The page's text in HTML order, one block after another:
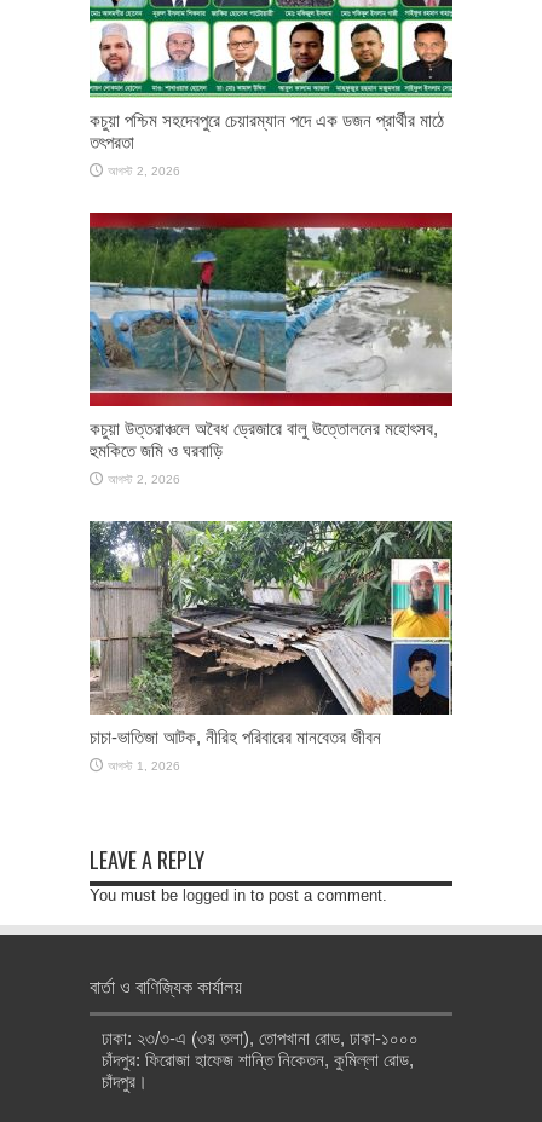
কচুয়া পশ্চিম সহদেবপুরে চেয়ারম্যান পদে এক ডজন প্রার্থীর মাঠে
তৎপরতা
আগস্ট 2, 2026
কচুয়া উত্তরাঞ্চলে অবৈধ ড্রেজারে বালু উত্তোলনের মহোৎসব,
হুমকিতে জমি ও ঘরবাড়ি
আগস্ট 2, 2026
চাচা-ভাতিজা আটক, নীরিহ পরিবারের মানবেতর জীবন
আগস্ট 1, 2026
LEAVE A REPLY
You must be logged in to post a comment.
বার্তা ও বাণিজ্যিক কার্যালয়
ঢাকা: ২৩/৩-এ (৩য় তলা), তোপখানা রোড, ঢাকা-১০০০
চাঁদপুর: ফিরোজা হাফেজ শান্তি নিকেতন, কুমিল্লা রোড,
চাঁদপুর।